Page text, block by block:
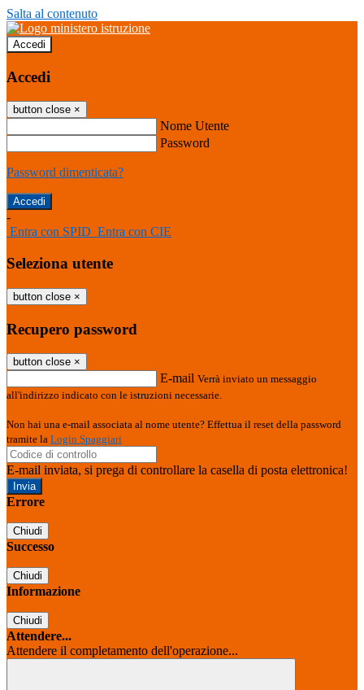
Salta al contenuto
Accedi
Accedi
button close ×
Nome Utente
Password
Password dimenticata?
-
Entra con SPID Entra con CIE
Seleziona utente
button close ×
Recupero password
button close ×
E-mail Verrà inviato un messaggio
all'indirizzo indicato con le istruzioni necessarie.
Non hai una e-mail associata al nome utente? Effettua il reset della password
tramite la Login Spaggiari
E-mail inviata, si prega di controllare la casella di posta elettronica!
Errore
Chiudi
Successo
Chiudi
Informazione
Chiudi
Attendere...
Attendere il completamento dell'operazione...